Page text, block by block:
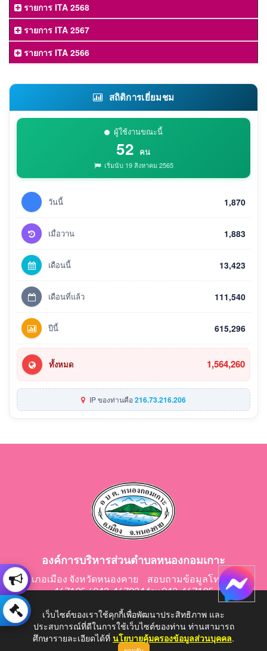
รายการ ITA 2568
รายการ ITA 2567
รายการ ITA 2566
สถิติการเยี่ยมชม
ผู้ใช้งานขณะนี้
52 คน
เริ่มนับ 19 สิงหาคม 2565
วันนี้ 1,870
เมื่อวาน 1,883
เดือนนี้ 13,423
เดือนที่แล้ว 111,540
ปีนี้ 615,296
ทั้งหมด 1,564,260
IP ของท่านคือ216.73.216.206
องค์การบริหารส่วนตำบลหนองกอมเกาะ
อำเภอเมือง จังหวัดหนองคาย สอบถามข้อมูลโทร 042-
467195 / 042-467024 fax 042-467195
E-Mail: saraban@nongkomkor.go.th
เว็บไซต์ของเราใช้คุกกี้เพื่อพัฒนาประสิทธิภาพ และ
ประสบการณ์ที่ดีในการใช้เว็บไซต์ของท่าน ท่านสามารถ
ศึกษารายละเอียดได้ที่ นโยบายคุ้มครองข้อมูลส่วนบุคคล.